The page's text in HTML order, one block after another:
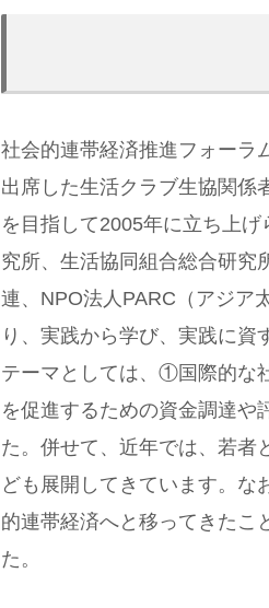
社会的連帯経済推進フォーラ
出席した生活クラブ生協関係
を目指して2005年に立ち上
究所、生活協同組合総合研究
連、NPO法人PARC（アジア
り、実践から学び、実践に資
テーマとしては、①国際的な
を促進するための資金調達
た。併せて、近年では、若者
ども展開してきています。な
的連帯経済へと移ってきたこ
た。